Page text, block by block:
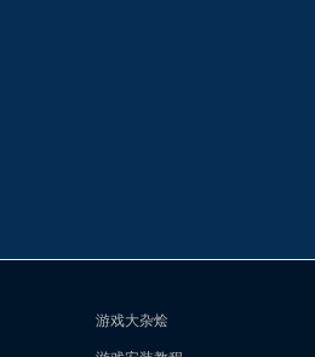
游戏大杂烩